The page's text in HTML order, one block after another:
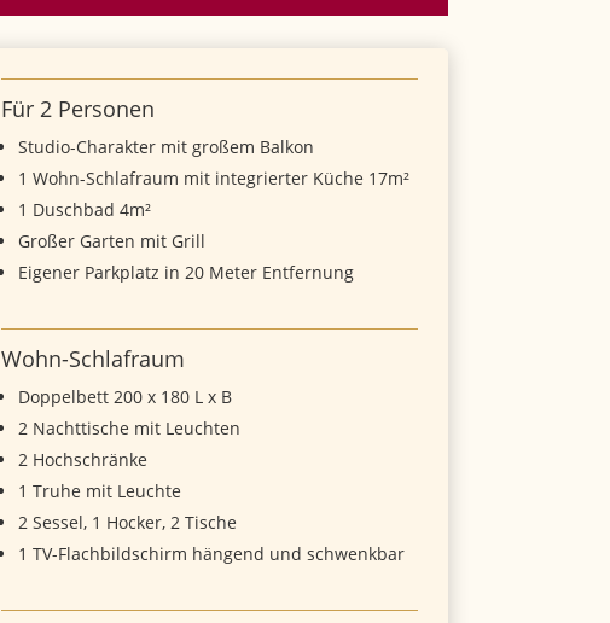
Für 2 Personen
Studio-Charakter mit großem Balkon
1 Wohn-Schlafraum mit integrierter Küche 17m²
1 Duschbad 4m²
Großer Garten mit Grill
Eigener Parkplatz in 20 Meter Entfernung
Wohn-Schlafraum
Doppelbett 200 x 180 L x B
2 Nachttische mit Leuchten
2 Hochschränke
1 Truhe mit Leuchte
2 Sessel, 1 Hocker, 2 Tische
1 TV-Flachbildschirm hängend und schwenkbar